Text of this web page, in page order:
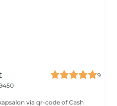
9
via qr-code of Cash